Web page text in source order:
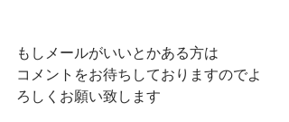
もしメールがいいとかある方は
コメントをお待ちしておりますのでよ
ろしくお願い致します